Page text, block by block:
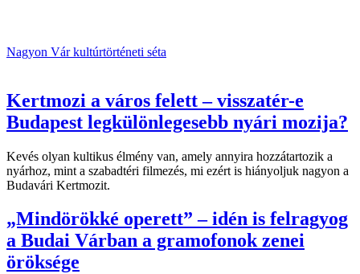
Nagyon Vár kultúrtörténeti séta
Kertmozi a város felett – visszatér-e
Budapest legkülönlegesebb nyári mozija?
Kevés olyan kultikus élmény van, amely annyira hozzátartozik a
nyárhoz, mint a szabadtéri filmezés, mi ezért is hiányoljuk nagyon a
Budavári Kertmozit.
„Mindörökké operett” – idén is felragyog
a Budai Várban a gramofonok zenei
öröksége